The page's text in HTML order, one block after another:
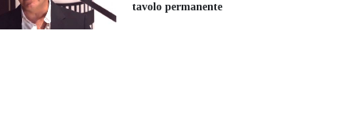
tavolo permanente